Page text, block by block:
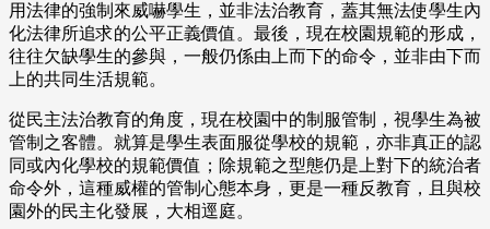
用法律的強制來威嚇學生，並非法治教育，蓋其無法使學生內
化法律所追求的公平正義價值。最後，現在校園規範的形成，
往往欠缺學生的參與，一般仍係由上而下的命令，並非由下而
上的共同生活規範。
從民主法治教育的角度，現在校園中的制服管制，視學生為被
管制之客體。就算是學生表面服從學校的規範，亦非真正的認
同或內化學校的規範價值；除規範之型態仍是上對下的統治者
命令外，這種威權的管制心態本身，更是一種反教育，且與校
園外的民主化發展，大相逕庭。